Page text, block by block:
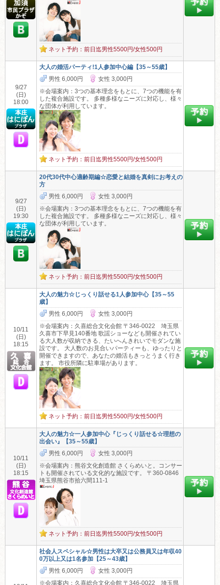
ネット予約：前日迄男性5500円/女性500円
9/27
(日)
18:00
大人の婚活パーティ!1人参加中心編【35～55歳】
男性 6,000円
女性 3,000円
※会場案内：3つの基本理念をもとに、7つの機能を有
した複合施設です。 多種多様なニーズに対応し、様々
な団体が利用しています。
ネット予約：前日迄男性5500円/女性500円
9/27
(日)
19:30
20代30代中心適齢期編☆恋愛と結婚を真剣にお考えの
方
男性 6,000円
女性 3,000円
※会場案内：3つの基本理念をもとに、7つの機能を有
した複合施設です。 多種多様なニーズに対応し、様々
な団体が利用しています。
ネット予約：前日迄男性5500円/女性500円
10/11
(日)
18:15
大人の魅力☆じっくり話せる1人参加中心【35～55
歳】
男性 6,000円
女性 3,000円
※会場案内：久喜総合文化会館 〒346-0022 埼玉県
久喜市下早見140番地 歌謡ショーなども開催されてい
る大人数が収納できる、たいへんきれいでモダンな施
設です。 大人数のお見合いパーティーも、ゆったりと
開催できますので、あなたの婚活もきっとうまく行き
ます。 市役所隣に駐車場があります。
ネット予約：前日迄男性5500円/女性500円
10/11
(日)
18:15
大人の魅力☆一人参加中心『じっくり話せる☆理想の
出会い』【35～55歳】
男性 6,000円
女性 3,000円
※会場案内：熊谷文化創造館 さくらめいと。コンサー
トも開催されている文化的な施設です。 〒360-0846
埼玉県熊谷市拾六間111-1
ネット予約：前日迄男性5500円/女性500円
社会人スペシャル☆男性は大卒又は公務員又は年収40
0万以上又は1名参加【25～43歳】
男性 6,000円
女性 3,000円
※会場案内：久喜総合文化会館 〒346-0022 埼玉県